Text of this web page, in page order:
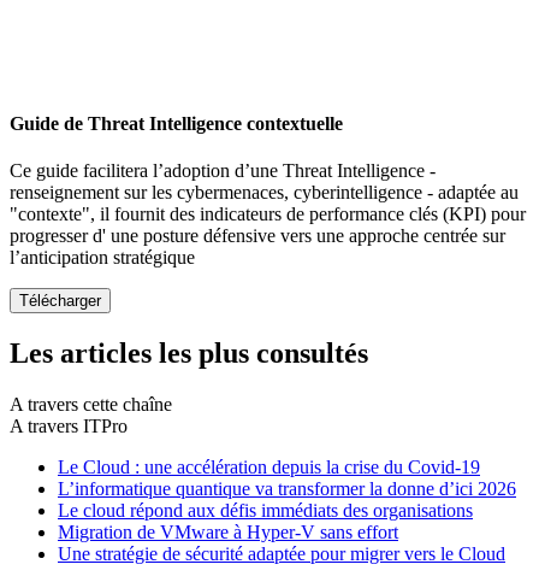
Guide de Threat Intelligence contextuelle
Ce guide facilitera l’adoption d’une Threat Intelligence -
renseignement sur les cybermenaces, cyberintelligence - adaptée au
"contexte", il fournit des indicateurs de performance clés (KPI) pour
progresser d' une posture défensive vers une approche centrée sur
l’anticipation stratégique
Les articles les plus consultés
A travers cette chaîne
A travers ITPro
Le Cloud : une accélération depuis la crise du Covid-19
L’informatique quantique va transformer la donne d’ici 2026
Le cloud répond aux défis immédiats des organisations
Migration de VMware à Hyper-V sans effort
Une stratégie de sécurité adaptée pour migrer vers le Cloud